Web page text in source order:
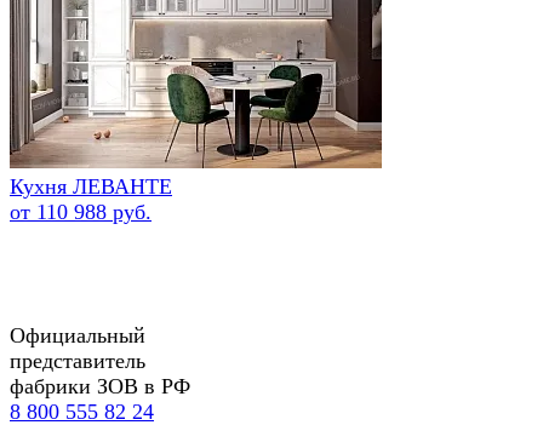
Кухня ЛЕВАНТЕ
от 110 988 руб.
Официальный
представитель
фабрики ЗОВ в РФ
8 800 555 82 24